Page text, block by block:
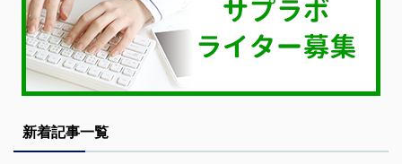
新着記事一覧